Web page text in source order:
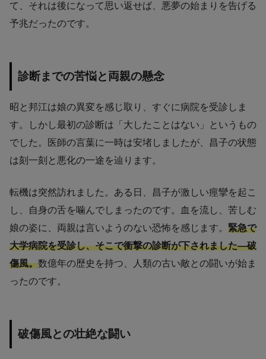
て、それは後になって思い返せば、悪夢の始まりを告げる
予兆だったのです。
診断までの苦悩と両親の懸念
昭と邦江は娘の異変を感じ取り、すぐに病院を受診しま
す。しかし最初の診断は「大したことはない」というもの
でした。医師の言葉に一時は安堵しましたが、昌子の状態
は刻一刻と悪化の一途を辿ります。
転機は突然訪れました。ある日、昌子が激しい痙攣を起こ
し、自身の舌を噛んでしまったのです。血を流し、苦しむ
娘の姿に、両親は言いようのない恐怖を感じます。 緊急で
大学病院を受診し、そこで衝撃の診断が下されました―破
傷風。数億年の歴史を持つ、人類の古い敵との闘いが始ま
ったのです。
破傷風との壮絶な闘い